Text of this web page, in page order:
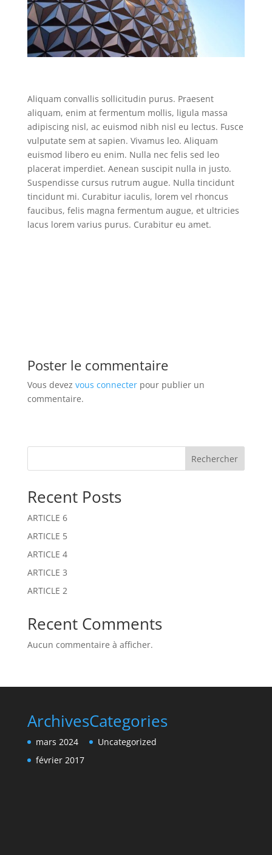
Aliquam convallis sollicitudin purus. Praesent
aliquam, enim at fermentum mollis, ligula massa
adipiscing nisl, ac euismod nibh nisl eu lectus. Fusce
vulputate sem at sapien. Vivamus leo. Aliquam
euismod libero eu enim. Nulla nec felis sed leo
placerat imperdiet. Aenean suscipit nulla in justo.
Suspendisse cursus rutrum augue. Nulla tincidunt
tincidunt mi. Curabitur iaculis, lorem vel rhoncus
faucibus, felis magna fermentum augue, et ultricies
lacus lorem varius purus. Curabitur eu amet.
Poster le commentaire
Vous devez vous connecterpour publier un
commentaire.
Rechercher
Recent Posts
ARTICLE 6
ARTICLE 5
ARTICLE 4
ARTICLE 3
ARTICLE 2
Recent Comments
Aucun commentaire à afficher.
Archives
mars 2024
février 2017
Categories
Uncategorized